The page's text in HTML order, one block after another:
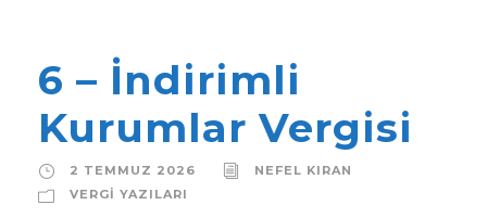
6 – İndirimli
Kurumlar Vergisi
2 TEMMUZ 2026
NEFEL KIRAN
VERGI YAZILARI